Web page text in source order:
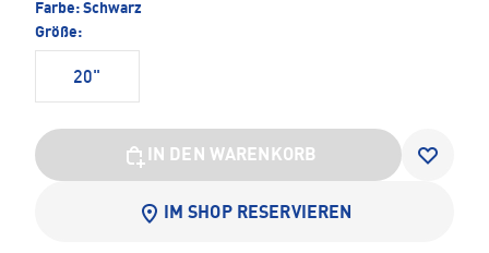
Farbe: Schwarz
Größe:
20"
IN DEN WARENKORB
IM SHOP RESERVIEREN